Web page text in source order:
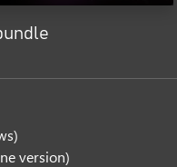
version)